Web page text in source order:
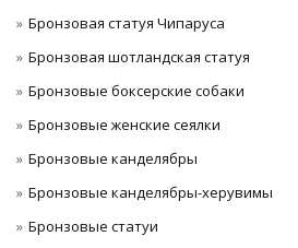
Бронзовая статуя Чипаруса
Бронзовая шотландская статуя
Бронзовые боксерские собаки
Бронзовые женские сеялки
Бронзовые канделябры
Бронзовые канделябры-херувимы
Бронзовые статуи